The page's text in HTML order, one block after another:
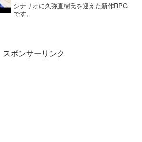
シナリオに久弥直樹氏を迎えた新作RPG
です。
スポンサーリンク